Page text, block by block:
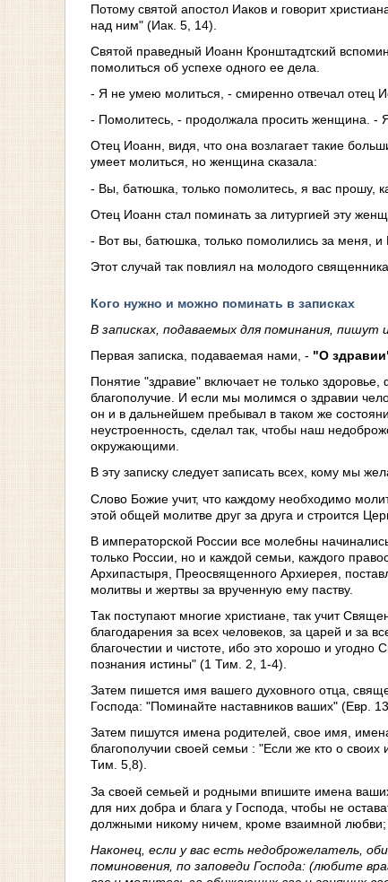
Потому святой апостол Иаков и говорит
над ним" (Иак. 5, 14).
Святой праведный Иоанн Кронштадтский
помолиться об успехе одного ее дела.
- Я не умею молиться, - смиренно отвечал отец
- Помолитесь, - продолжала просить женщина. -
Отец Иоанн, видя, что она возлагает такие
умеет молиться, но женщина сказала:
- Вы, батюшка, только помолитесь, я вас прошу,
Отец Иоанн стал поминать за литургией эту
- Вот вы, батюшка, только помолились за меня,
Этот случай так повлиял на молодого
Кого нужно и можно поминать в записках
В записках, подаваемых для поминания, пишут
Первая записка, подаваемая нами, - "О
Понятие "здравие" включает не только
благополучие. И если мы молимся о здравии
он и в дальнейшем пребывал в таком же
неустроенность, сделал так, чтобы наш
окружающими.
В эту записку следует записать всех, кому мы
Слово Божие учит, что каждому необходимо
этой общей молитве друг за друга и строится
В императорской России все молебны
только России, но и каждой семьи, каждого
Архипастыря, Преосвященного Архиерея,
молитвы и жертвы за врученную ему паству.
Так поступают многие христиане, так учит
благодарения за всех человеков, за царей и за
благочестии и чистоте, ибо это хорошо и
познания истины" (1 Тим. 2, 1-4).
Затем пишется имя вашего духовного отца,
Господа: "Поминайте наставников ваших" (Евр.
Затем пишутся имена родителей, свое имя,
благополучии своей семьи : "Если же кто о
Тим. 5,8).
За своей семьей и родными впишите имена
для них добра и блага у Господа, чтобы не
должными никому ничем, кроме взаимной
Наконец, если у вас есть недоброжелатель,
поминовения, по заповеди Господа: (любите